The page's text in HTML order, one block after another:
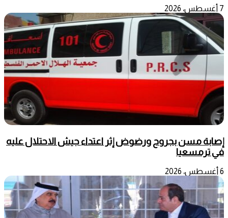
7 أغسطس، 2026
إصابة مسن بجروح ورضوض إثر اعتداء جيش الاحتلال عليه
في ترمسعيا
6 أغسطس، 2026